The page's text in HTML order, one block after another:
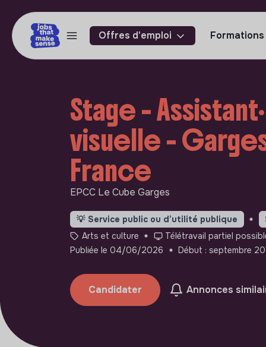
Offres d'emploi Formations
Stage -
visuelle -
France
EPCC Le Cube Garges
💡 Service public ou d’utilité publique
Arts et culture
Télétravail partiel
Publiée le 04/06/2026
Début : septembre
Candidater Annonces